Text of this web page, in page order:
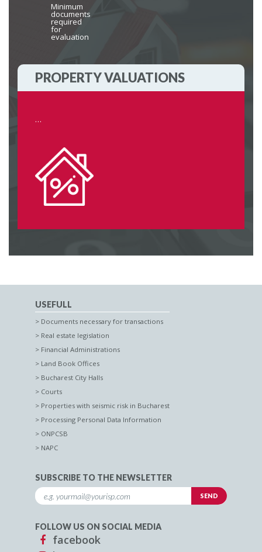
Minimum
documents
required
for
evaluation
PROPERTY VALUATIONS
…
USEFULL
Documents necessary for transactions
Real estate legislation
Financial Administrations
Land Book Offices
Bucharest City Halls
Courts
Properties with seismic risk in Bucharest
Processing Personal Data Information
ONPCSB
NAPC
SUBSCRIBE TO THE NEWSLETTER
FOLLOW US ON SOCIAL MEDIA
facebook